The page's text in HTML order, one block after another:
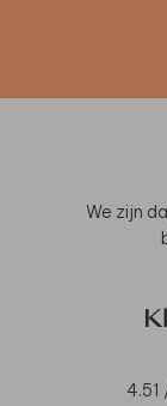
We zijn
4.51